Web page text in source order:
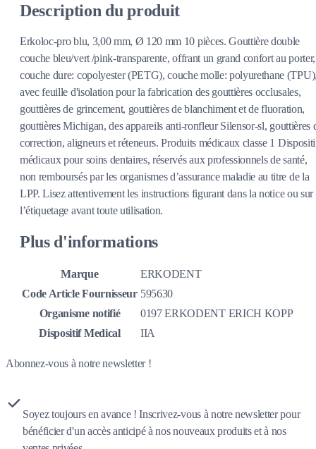
Description du produit
Erkoloc-pro blu, 3,00 mm, Ø 120 mm 10 pièces. Gouttière double
couche bleu/vert /pink-transparente, offrant un grand confort au porter,
couche dure: copolyester (PETG), couche molle: polyurethane
avec feuille d'isolation pour la fabrication des gouttières occlusales,
gouttières de grincement, gouttières de blanchiment et de fluoration,
gouttières Michigan, des appareils anti-ronfleur Silensor-sl, gouttières
correction, aligneurs et réteneurs. Produits médicaux classe 1
médicaux pour soins dentaires, réservés aux professionnels de santé,
non remboursés par les organismes d’assurance maladie au titre de la
LPP. Lisez attentivement les instructions figurant dans la notice ou sur
l’étiquetage avant toute utilisation.
Plus d'informations
Marque
ERKODENT
Code Article Fournisseur 595630
Organisme notifié
0197 ERKODENT ERICH KOPP
Dispositif Medical
IIA
Abonnez-vous à notre newsletter !
Soyez toujours en avance ! Inscrivez-vous à notre newsletter pour
bénéficier d'un accès anticipé à nos nouveaux produits et à nos